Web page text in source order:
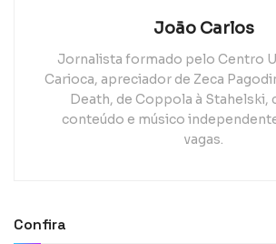
João Carlos
Jornalista formado pelo Centro
Carioca, apreciador de Zeca
Death, de Coppola à Stahelski,
conteúdo e músico
vagas.
Confira